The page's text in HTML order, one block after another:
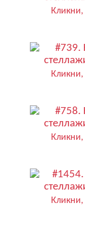
Кликни,
Кликни,
Кликни,
Кликни,